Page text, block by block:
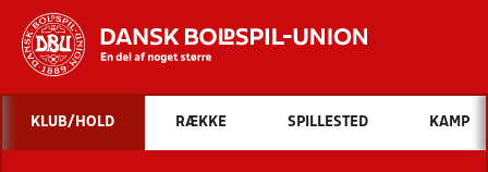
Hvad vil du søge efter?
INDHOLD OG NYHEDER
KLUB/HOLD RÆKKE SPILLESTED KAMP